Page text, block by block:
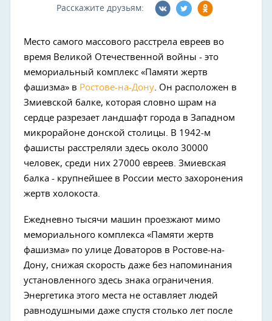
Расскажите друзьям:
Место самого массового расстрела евреев во
время Великой Отечественной войны - это
мемориальный комплекс «Памяти жертв
фашизма» в Ростове-на-Дону. Он расположен в
Змиевской балке, которая словно шрам на
сердце разрезает ландшафт города в Западном
микрорайоне донской столицы. В 1942-м
фашисты расстреляли здесь около 30000
человек, среди них 27000 евреев. Змиевская
балка - крупнейшее в России место захоронения
жертв холокоста.
Ежедневно тысячи машин проезжают мимо
мемориального комплекса «Памяти жертв
фашизма» по улице Доваторов в Ростове-на-
Дону, снижая скорость даже без напоминания
установленного здесь знака ограничения.
Энергетика этого места не оставляет людей
равнодушными даже спустя столько лет после